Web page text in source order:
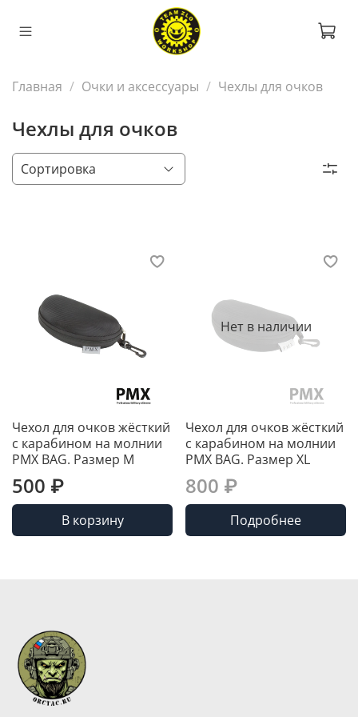
Главная Очки и аксессуары Чехлы для очков
Чехлы для очков
Чехол для очков жёсткий
с карабином на молнии
PMX BAG. Размер M
500 ₽
В корзину
Нет в наличии
Чехол для очков жёсткий
с карабином на молнии
PMX BAG. Размер XL
800 ₽
Подробнее